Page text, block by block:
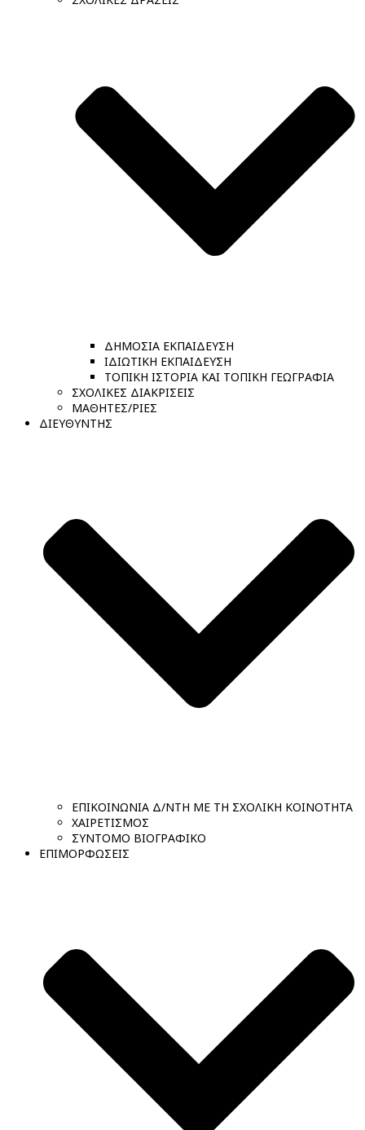
ΔΗΜΟΣΙΑ ΕΚΠΑΙΔΕΥΣΗ
ΙΔΙΩΤΙΚΗ ΕΚΠΑΙΔΕΥΣΗ
ΤΟΠΙΚΗ ΙΣΤΟΡΙΑ ΚΑΙ ΤΟΠΙΚΗ ΓΕΩΓΡΑΦΙΑ
ΣΧΟΛΙΚΕΣ ΔΙΑΚΡΙΣΕΙΣ
ΜΑΘΗΤΕΣ/ΡΙΕΣ
ΔΙΕΥΘΥΝΤΗΣ
ΕΠΙΚΟΙΝΩΝΙΑ Δ/ΝΤΗ ΜΕ ΤΗ ΣΧΟΛΙΚΗ ΚΟΙΝΟΤΗΤΑ
ΧΑΙΡΕΤΙΣΜΟΣ
ΣΥΝΤΟΜΟ ΒΙΟΓΡΑΦΙΚΟ
ΕΠΙΜΟΡΦΩΣΕΙΣ